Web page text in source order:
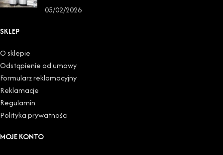
05/02/2026
SKLEP
O sklepie
Odstąpienie od umowy
Formularz reklamacyjny
Reklamacje
Regulamin
Polityka prywatności
MOJE KONTO